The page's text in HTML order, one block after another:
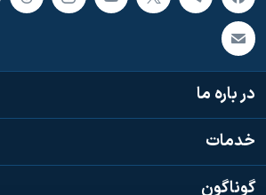
در باره ما
خدمات
گوناگون